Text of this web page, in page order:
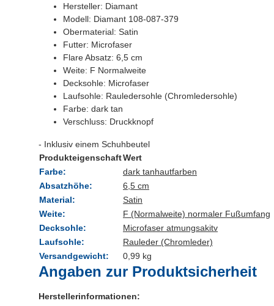
Hersteller: Diamant
Modell: Diamant 108-087-379
Obermaterial: Satin
Futter: Microfaser
Flare Absatz: 6,5 cm
Weite: F Normalweite
Decksohle: Microfaser
Laufsohle: Rauledersohle (Chromledersohle)
Farbe: dark tan
Verschluss: Druckknopf
- Inklusiv einem Schuhbeutel
ProdukteigenschaftWert
Farbe:
dark tanhautfarben
Absatzhöhe:
6,5 cm
Material:
Satin
Weite:
F (Normalweite) normaler Fußumfang
Decksohle:
Microfaser atmungsakitv
Laufsohle:
Rauleder (Chromleder)
Versandgewicht:
0,99 kg
Angaben zur Produktsicherheit
Herstellerinformationen: